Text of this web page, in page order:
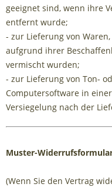
geeignet sind, wenn ihre
entfernt wurde;
- zur Lieferung von
aufgrund ihrer
vermischt wurden;
- zur Lieferung von Ton-
Computersoftware in
Versiegelung nach der
Muster-
(Wenn Sie den Vertrag